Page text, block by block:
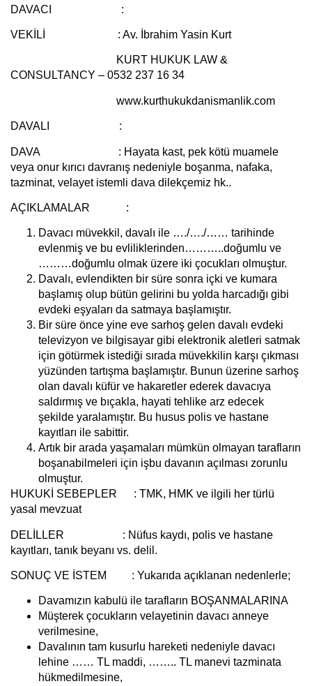
DAVACI :
VEKİLİ : Av. İbrahim Yasin Kurt
KURT HUKUK LAW &
CONSULTANCY – 0532 237 16 34
www.kurthukukdanismanlik.com
DAVALI :
DAVA : Hayata kast, pek kötü muamele
veya onur kırıcı davranış nedeniyle boşanma, nafaka,
tazminat, velayet istemli dava dilekçemiz hk..
AÇIKLAMALAR :
Davacı müvekkil, davalı ile …./…./…… tarihinde
evlenmiş ve bu evliliklerinden………..doğumlu ve
………doğumlu olmak üzere iki çocukları olmuştur.
Davalı, evlendikten bir süre sonra içki ve kumara
başlamış olup bütün gelirini bu yolda harcadığı gibi
evdeki eşyaları da satmaya başlamıştır.
Bir süre önce yine eve sarhoş gelen davalı evdeki
televizyon ve bilgisayar gibi elektronik aletleri satmak
için götürmek istediği sırada müvekkilin karşı çıkması
yüzünden tartışma başlamıştır. Bunun üzerine sarhoş
olan davalı küfür ve hakaretler ederek davacıya
saldırmış ve bıçakla, hayati tehlike arz edecek
şekilde yaralamıştır. Bu husus polis ve hastane
kayıtları ile sabittir.
Artık bir arada yaşamaları mümkün olmayan tarafların
boşanabilmeleri için işbu davanın açılması zorunlu
olmuştur.
HUKUKİ SEBEPLER : TMK, HMK ve ilgili her türlü
yasal mevzuat
DELİLLER : Nüfus kaydı, polis ve hastane
kayıtları, tanık beyanı vs. delil.
SONUÇ VE İSTEM : Yukarıda açıklanan nedenlerle;
Davamızın kabulü ile tarafların BOŞANMALARINA
Müşterek çocukların velayetinin davacı anneye
verilmesine,
Davalının tam kusurlu hareketi nedeniyle davacı
lehine …… TL maddi, …….. TL manevi tazminata
hükmedilmesine,